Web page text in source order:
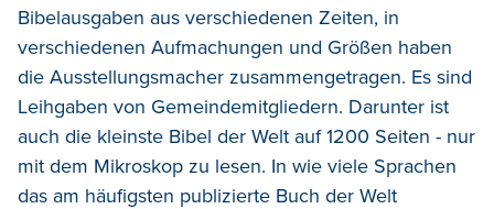
Bibelausgaben aus verschiedenen Zeiten, in
verschiedenen Aufmachungen und Größen haben
die Ausstellungsmacher zusammengetragen. Es sind
Leihgaben von Gemeindemitgliedern. Darunter ist
auch die kleinste Bibel der Welt auf 1200 Seiten - nur
mit dem Mikroskop zu lesen. In wie viele Sprachen
das am häufigsten publizierte Buch der Welt